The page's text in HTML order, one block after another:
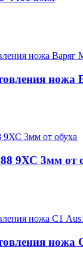
9ХС 3мм от
ножа